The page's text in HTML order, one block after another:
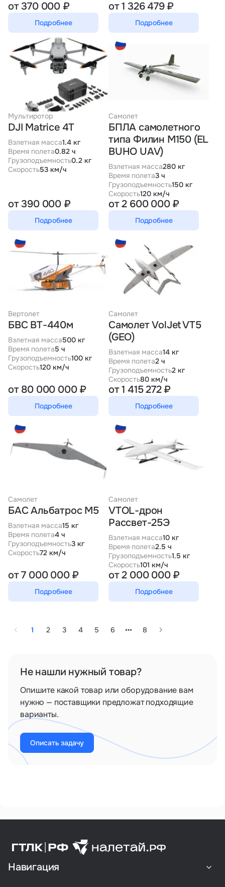
от 370 000 ₽
Подробнее
от 1 326 479 ₽
Подробнее
Мультиротор
DJI Matrice 4T
Взлетная масса1.4 кг
Время полета0.82 ч
Грузоподъемность0.2 кг
Скорость53 км/ч
от 390 000 ₽
Подробнее
Самолет
БПЛА самолетного
типа Филин М150 (EL
BUHO UAV)
Взлетная масса280 кг
Время полета3 ч
Грузоподъемность150 кг
Скорость120 км/ч
от 2 600 000 ₽
Подробнее
Вертолет
БВС ВТ-440м
Взлетная масса500 кг
Время полета5 ч
Грузоподъемность100 кг
Скорость120 км/ч
от 80 000 000 ₽
Подробнее
Самолет
Самолет VolJet VT5
(GEO)
Взлетная масса14 кг
Время полета2 ч
Грузоподъемность2 кг
Скорость80 км/ч
от 1 415 272 ₽
Подробнее
Самолет
БАС Альбатрос М5
Взлетная масса15 кг
Время полета4 ч
Грузоподъемность3 кг
Скорость72 км/ч
от 7 000 000 ₽
Подробнее
Самолет
VTOL-дрон
Рассвет-25Э
Взлетная масса10 кг
Время полета2.5 ч
Грузоподъемность1.5 кг
Скорость101 км/ч
от 2 000 000 ₽
Подробнее
1 2 3 4 5 6 8
Не нашли нужный товар?
Опишите какой товар или оборудование вам
нужно — поставщики предложат подходящие
варианты.
Описать задачу
Навигация